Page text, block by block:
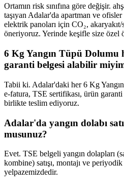
Ortamın risk sınıfına göre değişir.
taşıyan Adalar'da apartman ve
elektrik panoları için CO₂, akaryakıt/
öneriyoruz. Yerinde keşifle size özel
6 Kg Yangın Tüpü Dolumu
garanti belgesi alabilir
Tabii ki. Adalar'daki her 6 Kg
e-fatura, TSE sertifikası, ürün
birlikte teslim ediyoruz.
Adalar'da yangın dolabı
musunuz?
Evet. TSE belgeli yangın dolapları
kombine) satışı, montajı ve
yelpazemizdedir.